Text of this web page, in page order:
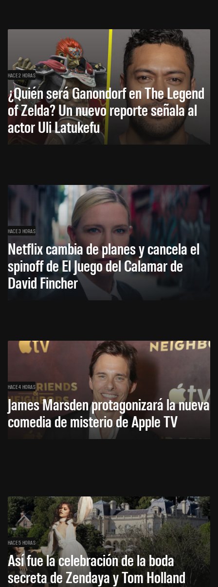
HACE 2 HORAS
¿Quién será Ganondorf en The Legend
of Zelda? Un nuevo reporte señala al
actor Uli Latukefu
HACE 3 HORAS
Netflix cambia de planes y cancela el
spinoff de El Juego del Calamar de
David Fincher
HACE 4 HORAS
James Marsden protagonizará la nueva
comedia de misterio de Apple TV
HACE 5 HORAS
Así fue la celebración de la boda
secreta de Zendaya y Tom Holland